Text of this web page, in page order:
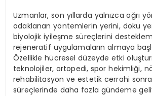
Uzmanlar, son yıllarda yalnızca ağrı
odaklanan yöntemlerin yerini, doku
biyolojik iyileşme süreçlerini
rejeneratif uygulamaların almaya
Özellikle hücresel düzeyde etki
teknolojiler, ortopedi, spor hekimliği,
rehabilitasyon ve estetik cerrahi
süreçlerinde daha fazla gündeme